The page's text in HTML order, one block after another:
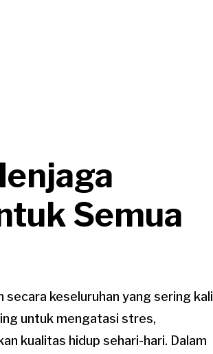
Semua
keseluruhan yang sering kali
untuk mengatasi stres,
kualitas hidup sehari-hari. Dalam